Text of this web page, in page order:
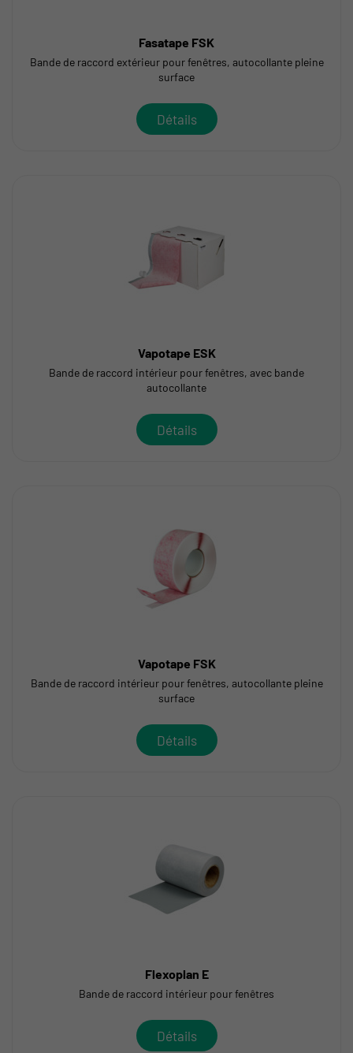
Fasatape FSK
Bande de raccord extérieur pour fenêtres, autocollante pleine
surface
Détails
Vapotape ESK
Bande de raccord intérieur pour fenêtres, avec bande
autocollante
Détails
Vapotape FSK
Bande de raccord intérieur pour fenêtres, autocollante pleine
surface
Détails
Flexoplan E
Bande de raccord intérieur pour fenêtres
Détails